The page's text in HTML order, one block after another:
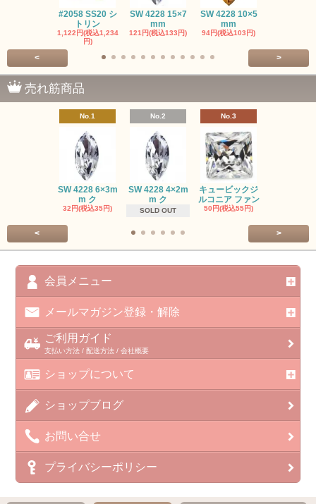
#2058 SS20 シ
トリン
1,122円(税込1,234
円)
SW 4228 15×7
mm
121円(税込133円)
SW 4228 10×5
mm
94円(税込103円)
< >
売れ筋商品
No.1
SW 4228 6×3m
m ク
32円(税込35円)
No.2
SW 4228 4×2m
m ク
SOLD OUT
No.3
キュービックジ
ルコニア ファン
50円(税込55円)
< >
会員メニュー
メールマガジン登録・解除
ご利用ガイド
支払い方法 / 配送方法 / 会社概要
ショップについて
ショップブログ
お問い合せ
プライバシーポリシー